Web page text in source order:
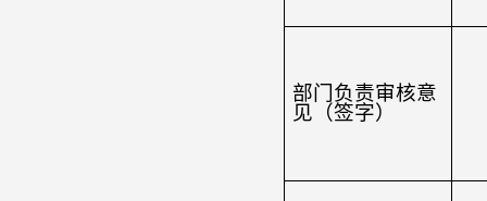
部门负责审核意
见（签字）